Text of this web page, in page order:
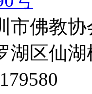
市佛教
湖区仙